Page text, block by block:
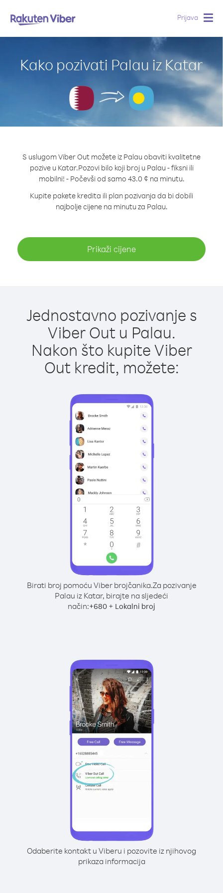
Prijava
Kako pozivati Palau iz Katar
S uslugom Viber Out možete iz Palau obaviti kvalitetne
pozive u Katar.Pozovi bilo koji broj u Palau - fiksni ili
mobilni! - Počevši od samo 43.0 ¢ na minutu.
Kupite pakete kredita ili plan pozivanja da bi dobili
najbolje cijene na minutu za Palau.
Prikaži cijene
Jednostavno pozivanje s
Viber Out u Palau.
Nakon što kupite Viber
Out kredit, možete:
Birati broj pomoću Viber brojčanika.Za pozivanje
Palau iz Katar, birajte na sljedeći
način:+680 + Lokalni broj
Odaberite kontakt u Viberu i pozovite iz njihovog
prikaza informacija